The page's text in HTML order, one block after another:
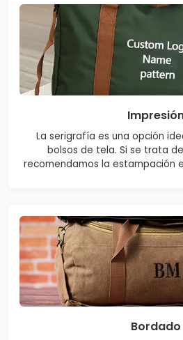
La serigrafía es una opción
bolsos de tela. Si se trata
recomendamos la estampación
Bordado